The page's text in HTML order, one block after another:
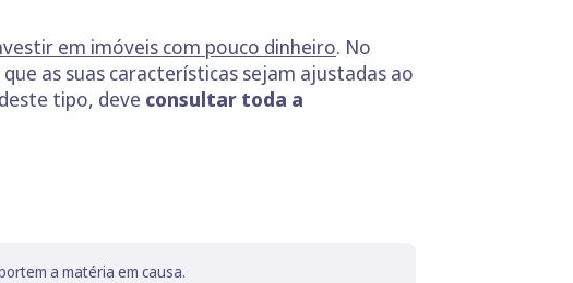
em imóveis com pouco dinheiro. No
que as suas características sejam ajustadas ao
tipo, deve consultar toda a
a matéria em causa.